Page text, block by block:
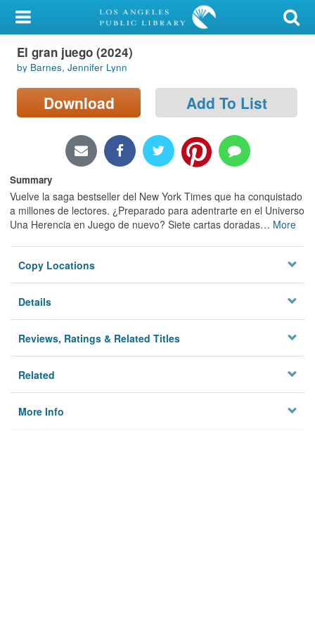
My Account
Library Card
Sign In
Locations/Hours (external
page)
Privacy
El gran juego (2024)
by Barnes, Jennifer Lynn
Download Add To List
Summary
Vuelve la saga bestseller del New York Times que ha conquistado
a millones de lectores. ¿Preparado para adentrarte en el Universo
Una Herencia en Juego de nuevo? Siete cartas doradas… More
Copy Locations
Details
Reviews, Ratings & Related Titles
Related
More Info